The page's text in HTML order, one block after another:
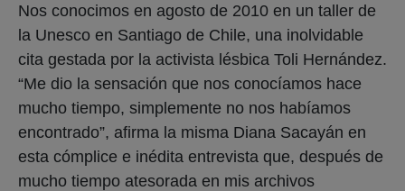
Nos conocimos en agosto de 2010 en un taller de
la Unesco en Santiago de Chile, una inolvidable
cita gestada por la activista lésbica Toli Hernández.
“Me dio la sensación que nos conocíamos hace
mucho tiempo, simplemente no nos habíamos
encontrado”, afirma la misma Diana Sacayán en
esta cómplice e inédita entrevista que, después de
mucho tiempo atesorada en mis archivos